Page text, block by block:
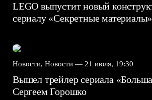
LEGO выпустит новый
сериалу «Секретные материалы»
Новости, Новости — 21 июля, 19:30
Вышел трейлер сериала
Сергеем Горошко